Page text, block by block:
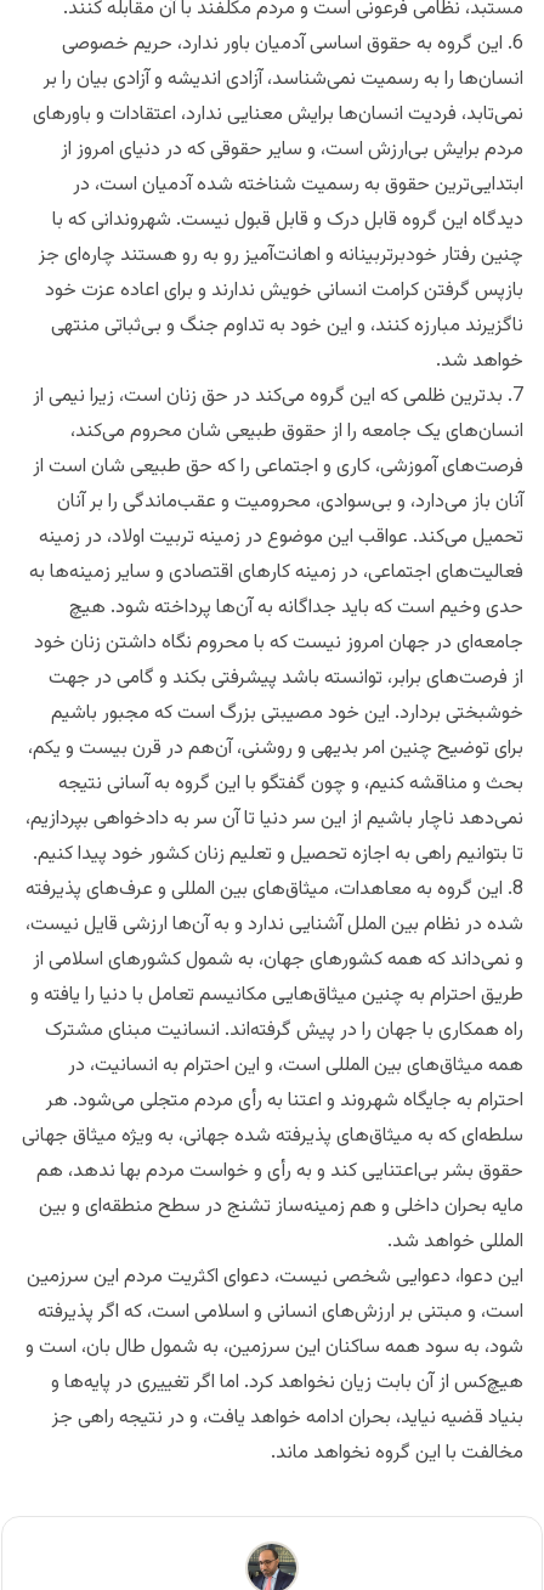
مستبد، نظامی فرعونی است و مردم مکلفند با آن مقابله کنند.
6. این گروه به حقوق اساسی آدمیان باور ندارد، حریم خصوصی
انسان‌ها را به رسمیت نمی‌شناسد، آزادی اندیشه و آزادی بیان را بر
نمی‌تابد، فردیت انسان‌ها برایش معنایی ندارد، اعتقادات و باورهای
مردم برایش بی‌ارزش است، و سایر حقوقی که در دنیای امروز از
ابتدایی‌ترین حقوق به رسمیت شناخته شده آدمیان است، در
دیدگاه این گروه قابل درک و قابل قبول نیست. شهروندانی که با
چنین رفتار خودبرتربینانه و اهانت‌آمیز رو به رو هستند چاره‌ای جز
بازپس گرفتن کرامت انسانی خویش ندارند و برای اعاده عزت خود
ناگزیرند مبارزه کنند، و این خود به تداوم جنگ و بی‌ثباتی منتهی
خواهد شد.
7. بدترین ظلمی که این گروه می‌کند در حق زنان است، زیرا نیمی از
انسان‌های یک جامعه را از حقوق طبیعی شان محروم می‌کند،
فرصت‌های آموزشی، کاری و اجتماعی را که حق طبیعی شان است از
آنان باز می‌دارد، و بی‌سوادی، محرومیت و عقب‌ماندگی را بر آنان
تحمیل می‌کند. عواقب این موضوع در زمینه تربیت اولاد، در زمینه
فعالیت‌های اجتماعی، در زمینه کارهای اقتصادی و سایر زمینه‌ها به
حدی وخیم است که باید جداگانه به آن‌ها پرداخته شود. هیچ
جامعه‌ای در جهان امروز نیست که با محروم نگاه داشتن زنان خود
از فرصت‌های برابر، توانسته باشد پیشرفتی بکند و گامی در جهت
خوشبختی بردارد. این خود مصیبتی بزرگ است که مجبور باشیم
برای توضیح چنین امر بدیهی و روشنی، آن‌هم در قرن بیست و یکم،
بحث و مناقشه کنیم، و چون گفتگو با این گروه به آسانی نتیجه
نمی‌دهد ناچار باشیم از این سر دنیا تا آن سر به دادخواهی بپردازیم،
تا بتوانیم راهی به اجازه تحصیل و تعلیم زنان کشور خود پیدا کنیم.
8. این گروه به معاهدات، میثاق‌های بین المللی و عرف‌های پذیرفته
شده در نظام بین الملل آشنایی ندارد و به آن‌ها ارزشی قایل نیست،
و نمی‌داند که همه کشورهای جهان، به شمول کشورهای اسلامی از
طریق احترام به چنین میثاق‌هایی مکانیسم تعامل با دنیا را یافته و
راه همکاری با جهان را در پیش گرفته‌اند. انسانیت مبنای مشترک
همه میثاق‌های بین المللی است، و این احترام به انسانیت، در
احترام به جایگاه شهروند و اعتنا به رأی مردم متجلی می‌شود. هر
سلطه‌ای که به میثاق‌های پذیرفته شده جهانی، به ویژه میثاق جهانی
حقوق بشر بی‌اعتنایی کند و به رأی و خواست مردم بها ندهد، هم
مایه بحران داخلی و هم زمینه‌ساز تشنج در سطح منطقه‌ای و بین
المللی خواهد شد.
این دعوا، دعوایی شخصی نیست، دعوای اکثریت مردم این سرزمین
است، و مبتنی بر ارزش‌های انسانی و اسلامی است، که اگر پذیرفته
شود، به سود همه ساکنان این سرزمین، به شمول طال بان، است و
هیچ‌کس از آن بابت زیان نخواهد کرد. اما اگر تغییری در پایه‌ها و
بنیاد قضیه نیاید، بحران ادامه خواهد یافت، و در نتیجه راهی جز
مخالفت با این گروه نخواهد ماند.